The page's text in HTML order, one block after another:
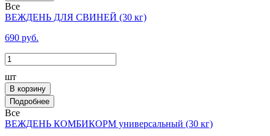
Все
ВЕЖДЕНЬ ДЛЯ СВИНЕЙ (30 кг)
690 руб.
шт
В корзину
Все
ВЕЖДЕНЬ КОМБИКОРМ универсальный (30 кг)